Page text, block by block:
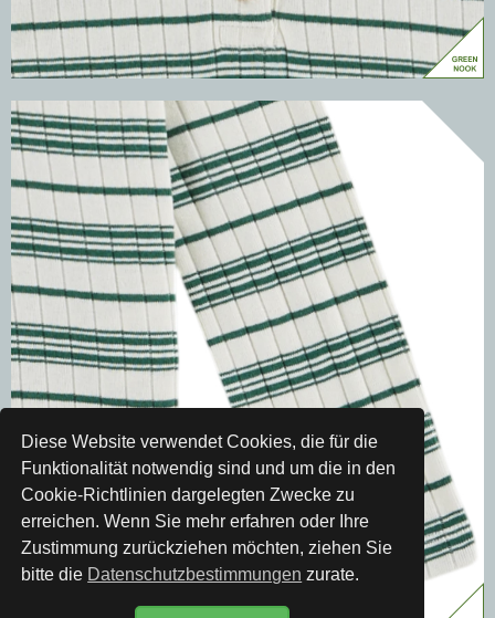
Diese Website verwendet Cookies, die für die
Funktionalität notwendig sind und um die in den
Cookie-Richtlinien dargelegten Zwecke zu
erreichen. Wenn Sie mehr erfahren oder Ihre
Zustimmung zurückziehen möchten, ziehen Sie
bitte die Datenschutzbestimmungen zurate.